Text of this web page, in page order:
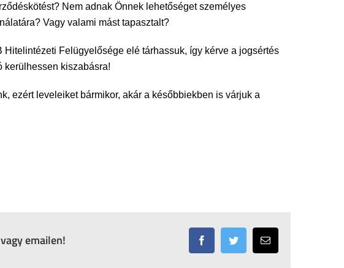
Nem adnak Önnek lehetőséget személyes
Vagy valami mást tapasztalt?
Felügyelősége elé tárhassuk, így kérve a jogsértés
kerülhessen kiszabásra!
ezért leveleiket bármikor, akár a későbbiekben is várjuk a
emailen! FacebookTwitter Email: